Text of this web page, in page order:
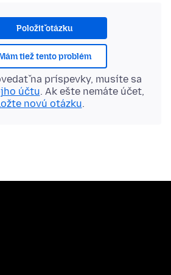
Položiť otázku
tiež tento problém
na príspevky, musíte sa
účtu. Ak ešte nemáte účet,
novú otázku.